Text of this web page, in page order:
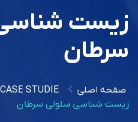
زیست
سرطان
صفحه اصلی
CASE STUDIE
زیست شناسی سلولی سرطان